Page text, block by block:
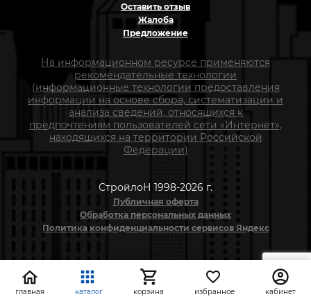
Оставить отзыв
Жалоба
Предложение
На информационном ресурсе применяются
рекомендательные технологии
(информационные технологии предоставления
информации на основе сбора, систематизации и
анализа сведений, относящихся к
предпочтениям пользователей сети «Интернет»,
находящихся на территории Российской
Федерации)
СтройлоН 1998-2026 г.
Публичная оферта
Обработка персональных данных
Политика конфиденциальности сервисов Яндекс
главная каталог корзина избранное кабинет